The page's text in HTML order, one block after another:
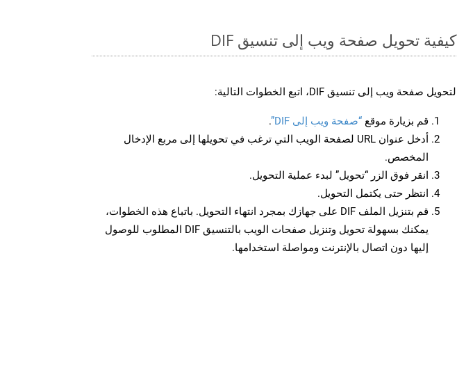
كيفية تحويل صفحة ويب إلى تنسيق DIF
لتحويل صفحة ويب إلى تنسيق DIF، اتبع الخطوات التالية:
قم بزيارة موقع “صفحة ويب إلى DIF”
.
أدخل عنوان URL لصفحة الويب التي ترغب في تحويلها إلى مربع الإدخال
المخصص.
انقر فوق الزر “تحويل” لبدء عملية التحويل.
انتظر حتى يكتمل التحويل.
قم بتنزيل الملف DIF على جهازك بمجرد انتهاء التحويل. باتباع هذه الخطوات،
يمكنك بسهولة تحويل وتنزيل صفحات الويب بالتنسيق DIF المطلوب للوصول
إليها دون اتصال بالإنترنت ومواصلة استخدامها.